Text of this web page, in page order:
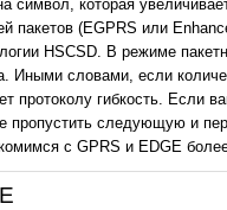
которая
(EGPRS или
HSCSD. В режиме
Иными словами, если
гибкость. Если
следующую и
с GPRS и EDGE